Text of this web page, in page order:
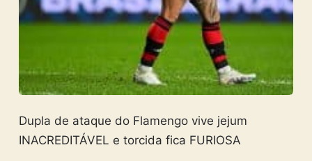
Dupla de ataque do Flamengo vive jejum
INACREDITÁVEL e torcida fica FURIOSA